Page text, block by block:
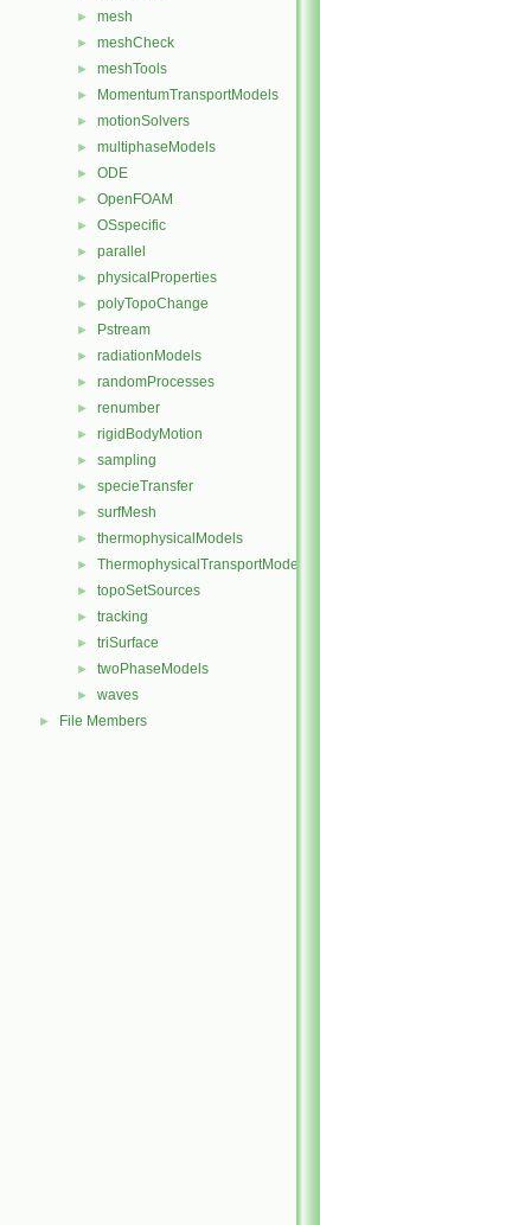
► mesh
► meshCheck
► meshTools
► MomentumTransportModels
► motionSolvers
► multiphaseModels
► ODE
► OpenFOAM
► OSspecific
► parallel
► physicalProperties
► polyTopoChange
► Pstream
► radiationModels
► randomProcesses
► renumber
► rigidBodyMotion
► sampling
► specieTransfer
► surfMesh
► thermophysicalModels
► ThermophysicalTransportModels
► topoSetSources
► tracking
► triSurface
► twoPhaseModels
► waves
► File Members